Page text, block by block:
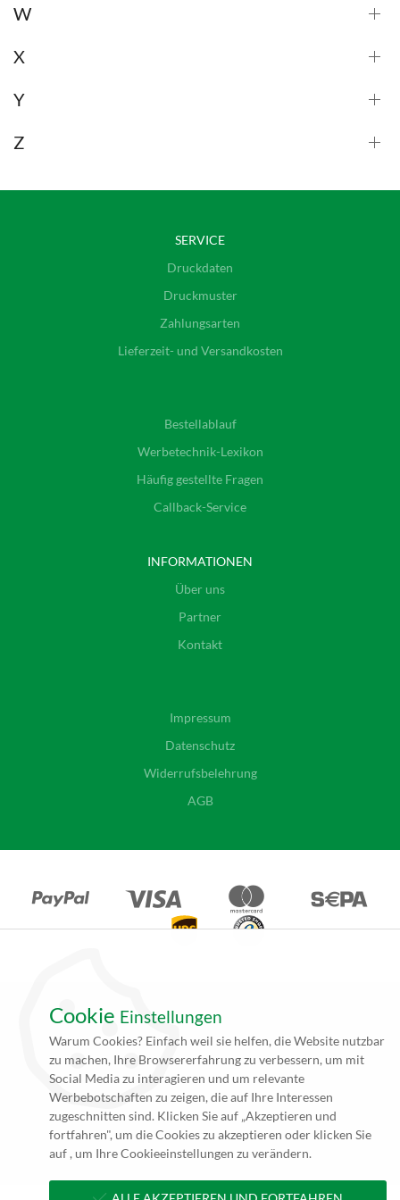
W
X
Y
Z
SERVICE
Druckdaten
Druckmuster
Zahlungsarten
Lieferzeit- und Versandkosten
Bestellablauf
Werbetechnik-Lexikon
Häufig gestellte Fragen
Callback-Service
INFORMATIONEN
Über uns
Partner
Kontakt
Impressum
Datenschutz
Widerrufsbelehrung
AGB
*Alle Angebote auf unseren Seiten gelten ausschließlich für
Gewerbetreibende. Alle Preisangaben auf unseren Seiten verstehen
sich daher (rein netto, zzgl. 19% MwSt.) und Versandkosten. Falls
nicht angegeben beträgt die Lieferzeit innerhalb Deutschlands ca. 4
bis 5 Werktage (5 bis 10 Werktage per Spedition) nach
Zahlungseingang und Erhalt der druckfertigen Daten.
**zzgl. Versandkosten
Cookie Einstellungen
Warum Cookies? Einfach weil sie helfen, die Website nutzbar
zu machen, Ihre Browsererfahrung zu verbessern, um mit
Social Media zu interagieren und um relevante
Werbebotschaften zu zeigen, die auf Ihre Interessen
zugeschnitten sind. Klicken Sie auf „Akzeptieren und
fortfahren", um die Cookies zu akzeptieren oder klicken Sie
auf , um Ihre Cookieeinstellungen zu verändern.